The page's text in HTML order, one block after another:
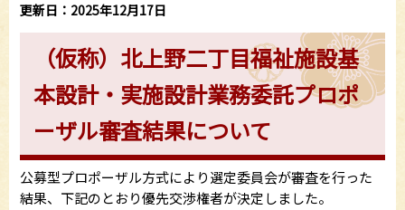
更新日：2025年12月17日
（仮称）北上野二丁目福祉施設基
本設計・実施設計業務委託プロポ
ーザル審査結果について
公募型プロポーザル方式により選定委員会が審査を行った
結果、下記のとおり優先交渉権者が決定しました。